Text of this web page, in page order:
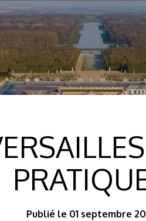
Publié le 01 septembre